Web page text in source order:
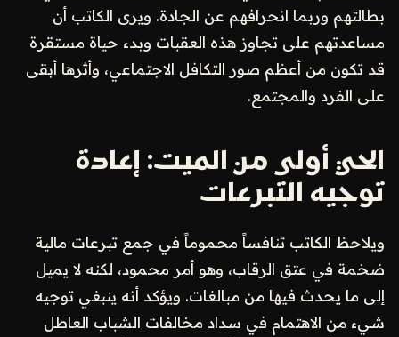
بطالتهم وربما انحرافهم عن الجادة. ويرى الكاتب أن
مساعدتهم على تجاوز هذه العقبات وبدء حياة مستقرة
قد تكون من أعظم صور التكافل الاجتماعي، وأثرها أبقى
على الفرد والمجتمع.
الحي أولى من الميت: إعادة
توجيه التبرعات
ويلاحظ الكاتب تنافساً محموماً في جمع تبرعات مالية
ضخمة في عتق الرقاب، وهو أمر محمود، لكنه لا يميل
إلى ما يحدث فيها من مبالغات. ويؤكد أنه ينبغي توجيه
شيء من الاهتمام في سداد مخالفات الشباب العاطل